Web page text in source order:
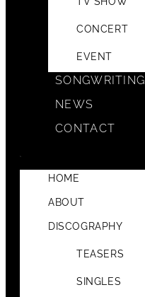
CONCERT
EVENT
SONGWRITING
NEWS
CONTACT
HOME
ABOUT
DISCOGRAPHY
TEASERS
SINGLES